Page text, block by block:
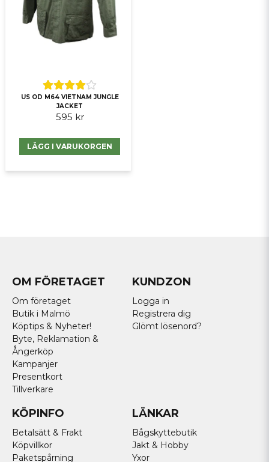
US OD M64 VIETNAM JUNGLE
JACKET
595 kr
LÄGG I VARUKORGEN
OM FÖRETAGET
Om företaget
Butik i Malmö
Köptips & Nyheter!
Byte, Reklamation &
Ångerköp
Kampanjer
Presentkort
Tillverkare
KUNDZON
Logga in
Registrera dig
Glömt lösenord?
KÖPINFO
Betalsätt & Frakt
Köpvillkor
Paketspårning
LÄNKAR
Bågskyttebutik
Jakt & Hobby
Yxor